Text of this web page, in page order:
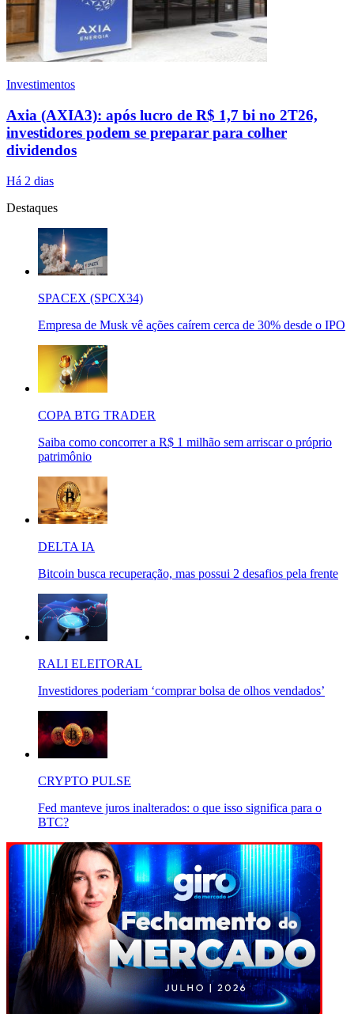
Investimentos
Axia (AXIA3): após lucro de R$ 1,7 bi no 2T26,
investidores podem se preparar para colher
dividendos
Há 2 dias
Destaques
SPACEX (SPCX34)
Empresa de Musk vê ações caírem cerca de 30% desde o IPO
COPA BTG TRADER
Saiba como concorrer a R$ 1 milhão sem arriscar o próprio
patrimônio
DELTA IA
Bitcoin busca recuperação, mas possui 2 desafios pela frente
RALI ELEITORAL
Investidores poderiam ‘comprar bolsa de olhos vendados’
CRYPTO PULSE
Fed manteve juros inalterados: o que isso significa para o
BTC?